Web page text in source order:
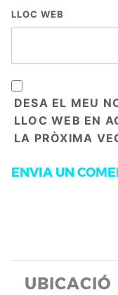
LLOC WEB
DESA EL MEU
LLOC WEB EN
LA PRÒXIMA
UBICACIÓ